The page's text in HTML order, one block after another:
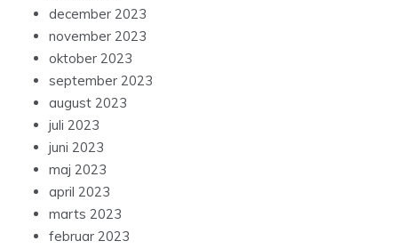
december 2023
november 2023
oktober 2023
september 2023
august 2023
juli 2023
juni 2023
maj 2023
april 2023
marts 2023
februar 2023